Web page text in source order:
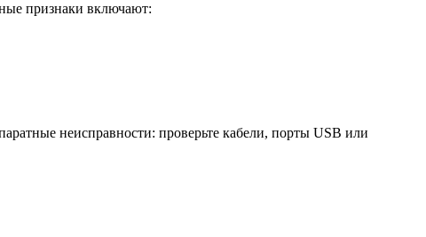
признаки включают:
неисправности: проверьте кабели, порты USB или